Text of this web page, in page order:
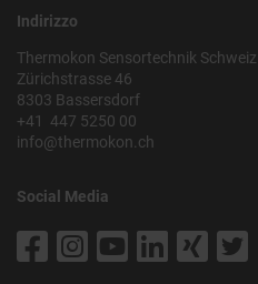
Indirizzo
Thermokon Sensortechnik Schweiz
Zürichstrasse 46
8303 Bassersdorf
+41 447 5250 00
info@thermokon.ch
Social Media